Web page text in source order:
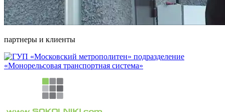
партнеры и клиенты